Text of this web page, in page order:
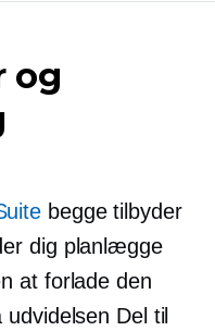
og
begge tilbyder
dig planlægge
at forlade den
Del til